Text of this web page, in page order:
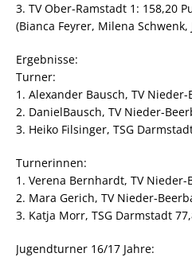
3. TV Ober-Ramstadt 1: 158,20
(Bianca Feyrer, Milena
Ergebnisse:
Turner:
1. Alexander Bausch, TV
2. DanielBausch, TV Nieder-
3. Heiko Filsinger, TSG
Turnerinnen:
1. Verena Bernhardt, TV Nieder-
2. Mara Gerich, TV Nieder-
3. Katja Morr, TSG Darmstadt
Jugendturner 16/17 Jahre: